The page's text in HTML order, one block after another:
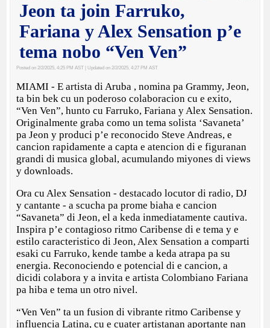
Jeon ta join Farruko,
Fariana y Alex Sensation p’e
tema nobo “Ven Ven”
Posted on 2/2/2025, 4:25 PM AST | Updated on 2/2/2025, 4:27 PM AST
MIAMI - E artista di Aruba , nomina pa Grammy, Jeon,
ta bin bek cu un poderoso colaboracion cu e exito,
“Ven Ven”, hunto cu Farruko, Fariana y Alex Sensation.
Originalmente graba como un tema solista ‘Savaneta’
pa Jeon y produci p’e reconocido Steve Andreas, e
cancion rapidamente a capta e atencion di e figuranan
grandi di musica global, acumulando miyones di views
y downloads.
Ora cu Alex Sensation - destacado locutor di radio, DJ
y cantante - a scucha pa prome biaha e cancion
“Savaneta” di Jeon, el a keda inmediatamente cautiva.
Inspira p’e contagioso ritmo Caribense di e tema y e
estilo caracteristico di Jeon, Alex Sensation a comparti
esaki cu Farruko, kende tambe a keda atrapa pa su
energia. Reconociendo e potencial di e cancion, a
dicidi colabora y a invita e artista Colombiano Fariana
pa hiba e tema un otro nivel.
“Ven Ven” ta un fusion di vibrante ritmo Caribense y
influencia Latina, cu e cuater artistanan aportante nan